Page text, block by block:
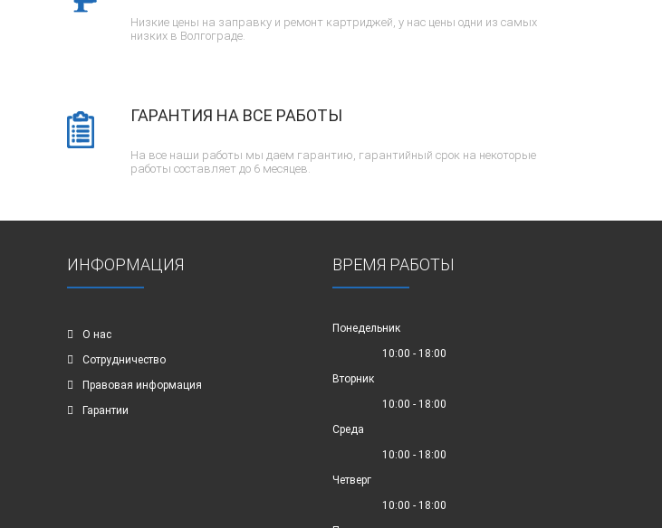
Низкие цены на заправку и ремонт картриджей, у нас цены одни из самых
низких в Волгограде.
ГАРАНТИЯ НА ВСЕ РАБОТЫ
На все наши работы мы даем гарантию, гарантийный срок на некоторые
работы составляет до 6 месяцев.
ИНФОРМАЦИЯ
О нас
Сотрудничество
Правовая информация
Гарантии
ВРЕМЯ РАБОТЫ
Понедельник
10:00 - 18:00
Вторник
10:00 - 18:00
Среда
10:00 - 18:00
Четверг
10:00 - 18:00